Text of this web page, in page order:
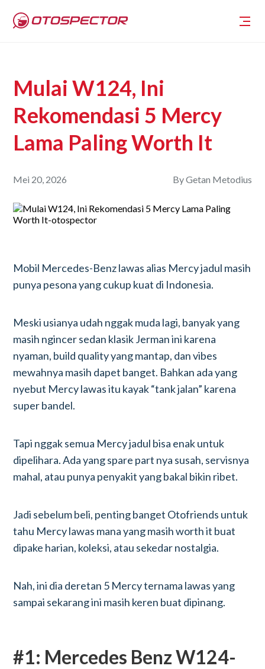
Mulai W124, Ini
Rekomendasi 5 Mercy
Lama Paling Worth It
Mei 20, 2026 ByGetan Metodius
Mobil Mercedes-Benz lawas alias Mercy jadul masih
punya pesona yang cukup kuat di Indonesia.
Meski usianya udah nggak muda lagi, banyak yang
masih ngincer sedan klasik Jerman ini karena
nyaman, build quality yang mantap, dan vibes
mewahnya masih dapet banget. Bahkan ada yang
nyebut Mercy lawas itu kayak “tank jalan” karena
super bandel.
Tapi nggak semua Mercy jadul bisa enak untuk
dipelihara. Ada yang spare part nya susah, servisnya
mahal, atau punya penyakit yang bakal bikin ribet.
Jadi sebelum beli, penting banget Otofriends untuk
tahu Mercy lawas mana yang masih worth it buat
dipake harian, koleksi, atau sekedar nostalgia.
Nah, ini dia deretan 5 Mercy ternama lawas yang
sampai sekarang ini masih keren buat dipinang.
#1: Mercedes Benz W124-